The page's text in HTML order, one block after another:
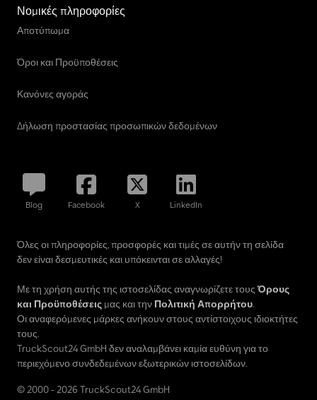
Νομικές πληροφορίες
Αποτύπωμα
Όροι και Προϋποθέσεις
Κανόνες αγοράς
Δήλωση προστασίας προσωπικών δεδομένων
Blog Facebook X LinkedIn
Όλες οι πληροφορίες, προσφορές και τιμές σε αυτήν τη σελίδα
δεν είναι δεσμευτικές και υπόκεινται σε αλλαγές!
Με τη χρήση αυτής της ιστοσελίδας αναγνωρίζετε τουςΌρους
και Προϋποθέσεις μας και την Πολιτική Απορρήτου.
Οι αναφερόμενες μάρκες ανήκουν στους αντίστοιχους ιδιοκτήτες
τους.
TruckScout24 GmbH δεν αναλαμβάνει καμία ευθύνη για το
περιεχόμενο συνδεδεμένων εξωτερικών ιστοσελίδων.
© 2000 - 2026 TruckScout24 GmbH